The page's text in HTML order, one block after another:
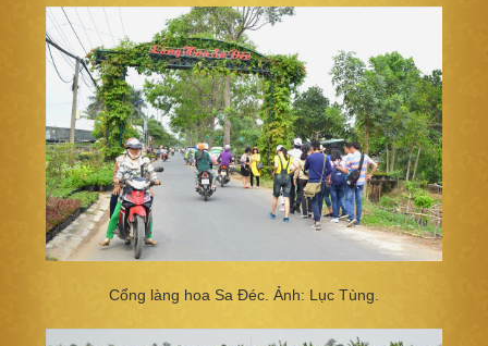
Cổng làng hoa Sa Đéc. Ảnh: Lục Tùng.